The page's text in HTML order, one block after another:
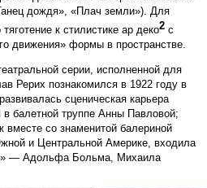
дождя», «Плач земли»). Для
к стилистике ар деко2 с
движения» формы в пространстве.
серии, исполненной для
Рерих познакомился в 1922 году в
сценическая карьера
балетной труппе Анны Павловой;
со знаменитой балериной
и Центральной Америке, входила
— Адольфа Больма, Михаила